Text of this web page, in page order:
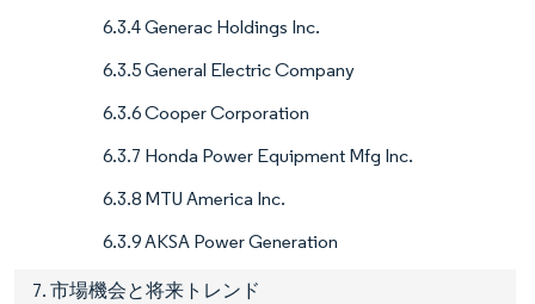
6.3.4 Generac Holdings Inc.
6.3.5 General Electric Company
6.3.6 Cooper Corporation
6.3.7 Honda Power Equipment Mfg Inc.
6.3.8 MTU America Inc.
6.3.9 AKSA Power Generation
7. 市場機会と将来トレンド